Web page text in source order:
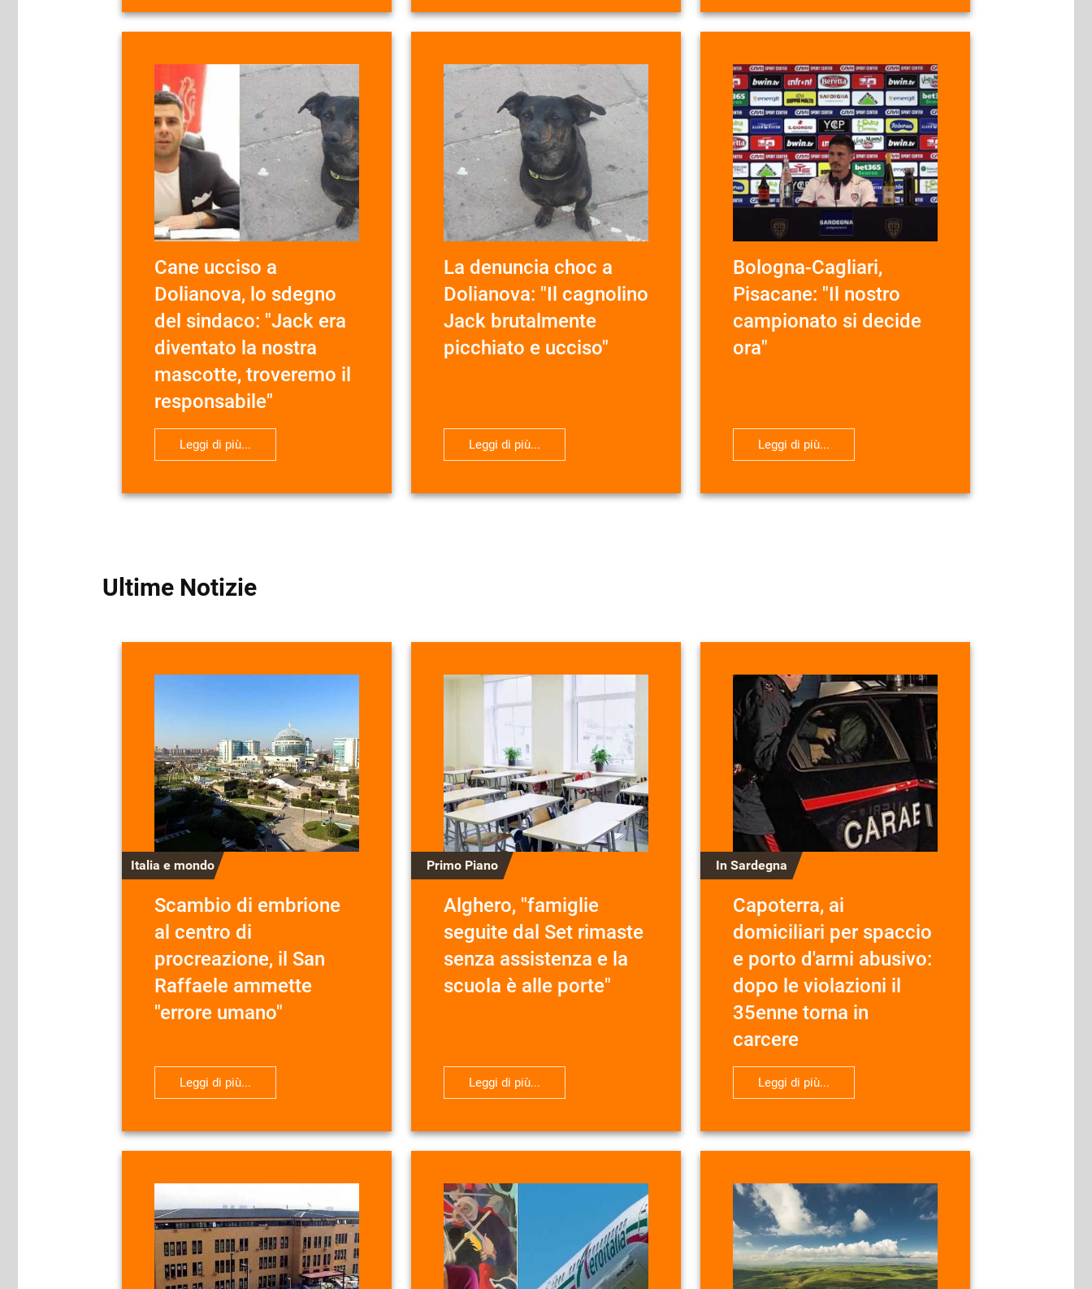
Cane ucciso a
Dolianova, lo sdegno
del sindaco: "Jack era
diventato la nostra
mascotte, troveremo il
responsabile"
Leggi di più...
La denuncia choc a
Dolianova: "Il cagnolino
Jack brutalmente
picchiato e ucciso"
Leggi di più...
Bologna-Cagliari,
Pisacane: "Il nostro
campionato si decide
ora"
Leggi di più...
Ultime Notizie
Italia e mondo
Scambio di embrione
al centro di
procreazione, il San
Raffaele ammette
"errore umano"
Leggi di più...
Primo Piano
Alghero, "famiglie
seguite dal Set rimaste
senza assistenza e la
scuola è alle porte"
Leggi di più...
In Sardegna
Capoterra, ai
domiciliari per spaccio
e porto d'armi abusivo:
dopo le violazioni il
35enne torna in
carcere
Leggi di più...